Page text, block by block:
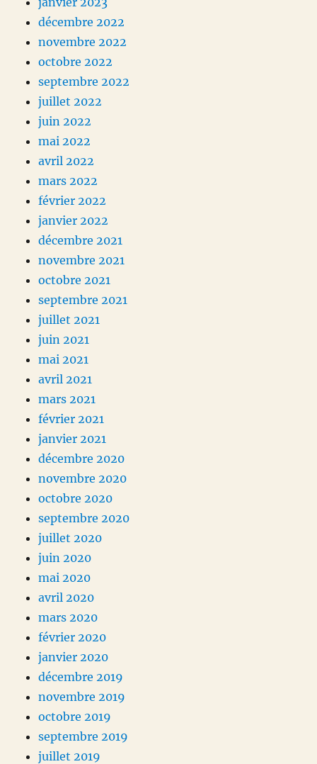
décembre 2022
novembre 2022
octobre 2022
septembre 2022
juillet 2022
juin 2022
mai 2022
avril 2022
mars 2022
février 2022
janvier 2022
décembre 2021
novembre 2021
octobre 2021
septembre 2021
juillet 2021
juin 2021
mai 2021
avril 2021
mars 2021
février 2021
janvier 2021
décembre 2020
novembre 2020
octobre 2020
septembre 2020
juillet 2020
juin 2020
mai 2020
avril 2020
mars 2020
février 2020
janvier 2020
décembre 2019
novembre 2019
octobre 2019
septembre 2019
juillet 2019